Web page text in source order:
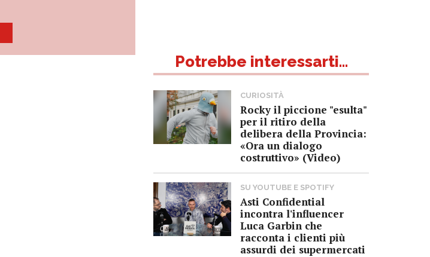
Potrebbe interessarti...
CURIOSITÀ
Rocky il piccione "esulta"
per il ritiro della
delibera della Provincia:
«Ora un dialogo
costruttivo» (Video)
SU YOUTUBE E SPOTIFY
Asti Confidential
incontra l'influencer
Luca Garbin che
racconta i clienti più
assurdi dei supermercati